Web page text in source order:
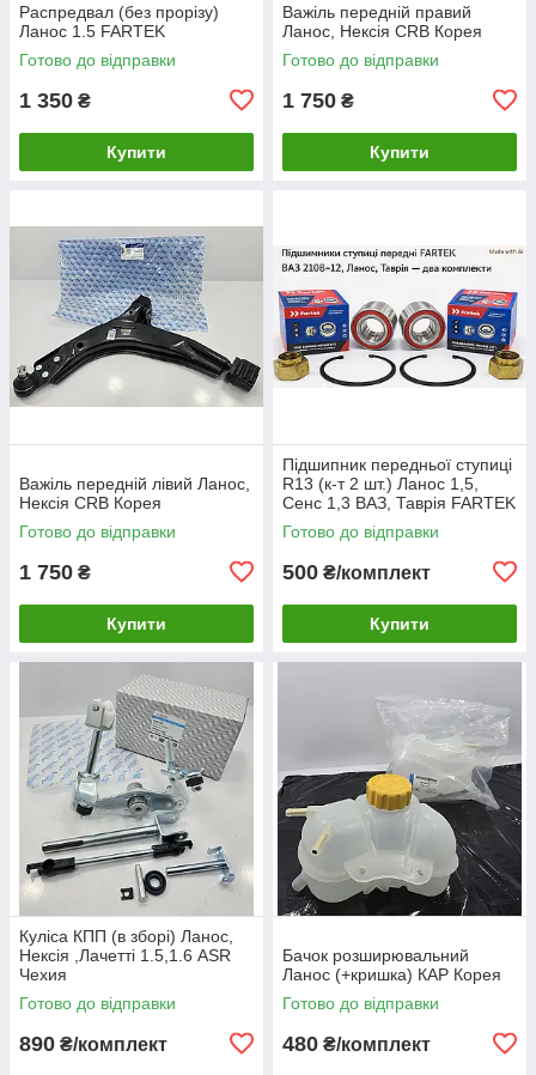
Распредвал (без прорізу)
Ланос 1.5 FARTEK
Готово до відправки
1 350 ₴
Купити
Важіль передній правий
Ланос, Нексія CRB Корея
Готово до відправки
1 750 ₴
Купити
Важіль передній лівий Ланос,
Нексія CRB Корея
Готово до відправки
1 750 ₴
Купити
Підшипник передньої ступиці
R13 (к-т 2 шт.) Ланос 1,5,
Сенс 1,3 ВАЗ, Таврія FARTEK
Готово до відправки
500 ₴/комплект
Купити
Куліса КПП (в зборі) Ланос,
Нексія ,Лачетті 1.5,1.6 ASR
Чехия
Готово до відправки
890 ₴/комплект
Бачок розширювальний
Ланос (+кришка) КАР Корея
Готово до відправки
480 ₴/комплект